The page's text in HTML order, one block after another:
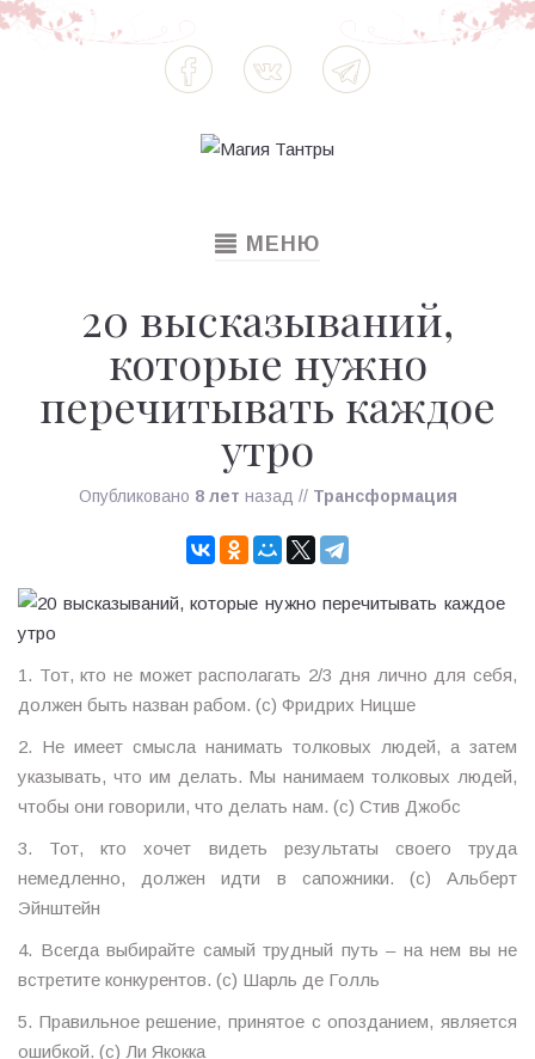
TOGGLE
МЕНЮ
20 высказываний,
которые нужно
перечитывать каждое
утро
Опубликовано 8 лет назад // Трансформация
1. Тот, кто не может располагать 2/3 дня лично для себя,
должен быть назван рабом. (с) Фридрих Ницше
2. Не имеет смысла нанимать толковых людей, а затем
указывать, что им делать. Мы нанимаем толковых людей,
чтобы они говорили, что делать нам. (с) Стив Джобс
3. Тот, кто хочет видеть результаты своего труда
немедленно, должен идти в сапожники. (с) Альберт
Эйнштейн
4. Всегда выбирайте самый трудный путь – на нем вы не
встретите конкурентов. (с) Шарль де Голль
5. Правильное решение, принятое с опозданием, является
ошибкой. (с) Ли Якокка